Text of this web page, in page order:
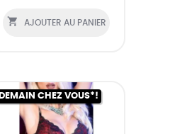
 AJOUTER AU PANIER
DEMAIN CHEZ VOUS*!